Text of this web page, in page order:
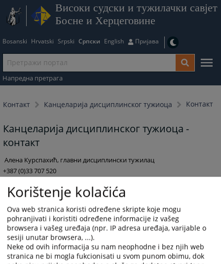
Високи судски и тужилачки савјет
Босне и Херцеговине
Bosanski Hrvatski Srpski Српски English Пријава
Напредна претрага
Контакт Канцеларија дисциплинског тужиоца Контакт
Канцеларија дисциплинског тужиоца -
контакт
Алена Курспахић, главни дисциплински тужилац
+387 (0)33 707 520
Контакт телефон за подносиоце притужби: +387 (0)33 707 543 -
сваког радног дана у периоду од 10:00 до 12:00 сати.
254
Korištenje kolačića
Ova web stranica koristi određene skripte koje mogu
pohranjivati i koristiti određene informacije iz vašeg
browsera i vašeg uređaja (npr. IP adresa uređaja, varijable o
sesiji unutar browsera, ...).
Neke od ovih informacija su nam neophodne i bez njih web
stranica ne bi mogla fukcionisati u svom punom obimu, dok